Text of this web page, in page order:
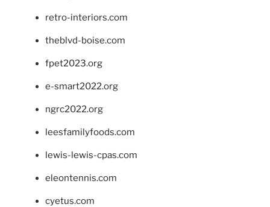
retro-interiors.com
theblvd-boise.com
fpet2023.org
e-smart2022.org
ngrc2022.org
leesfamilyfoods.com
lewis-lewis-cpas.com
eleontennis.com
cyetus.com